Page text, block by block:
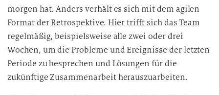
g
morgen hat. Anders verhält es sich mit dem agilen
Format der Retrospektive. Hier trifft sich das Team
regelmäßig, beispielsweise alle zwei oder drei
Wochen, um die Probleme und Ereignisse der letzten
Periode zu besprechen und Lösungen für die
zukünftige Zusammenarbeit herauszuarbeiten.